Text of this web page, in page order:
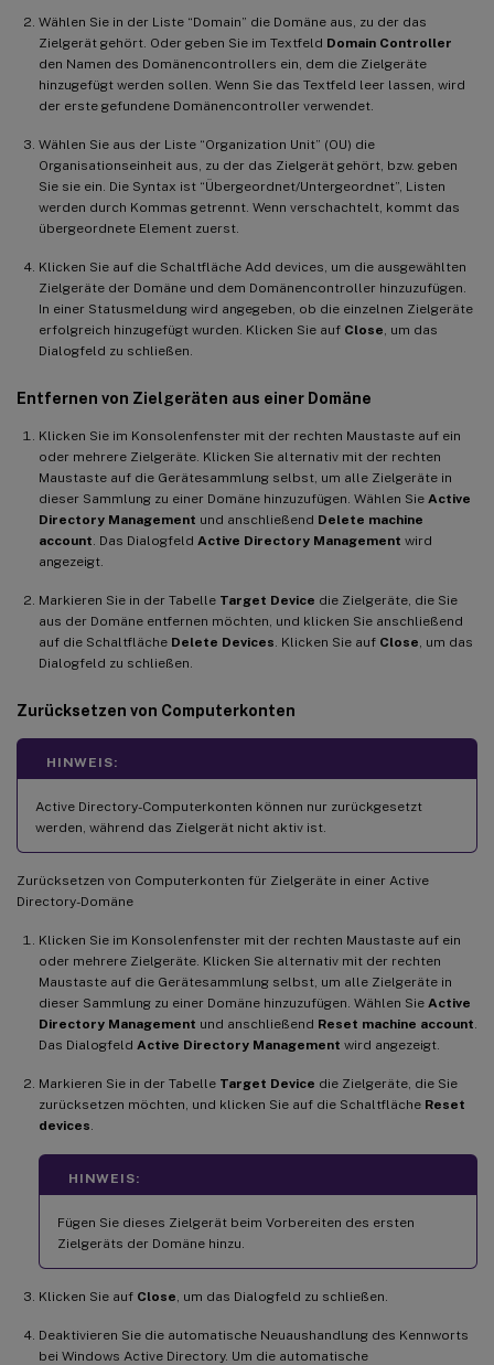
Wählen Sie in der Liste “Domain” die Domäne aus, zu der das
Zielgerät gehört. Oder geben Sie im Textfeld Domain Controller
den Namen des Domänencontrollers ein, dem die Zielgeräte
hinzugefügt werden sollen. Wenn Sie das Textfeld leer lassen, wird
der erste gefundene Domänencontroller verwendet.
Wählen Sie aus der Liste “Organization Unit” (OU) die
Organisationseinheit aus, zu der das Zielgerät gehört, bzw. geben
Sie sie ein. Die Syntax ist “Übergeordnet/Untergeordnet”, Listen
werden durch Kommas getrennt. Wenn verschachtelt, kommt das
übergeordnete Element zuerst.
Klicken Sie auf die Schaltfläche Add devices, um die ausgewählten
Zielgeräte der Domäne und dem Domänencontroller hinzuzufügen.
In einer Statusmeldung wird angegeben, ob die einzelnen Zielgeräte
erfolgreich hinzugefügt wurden. Klicken Sie auf Close , um das
Dialogfeld zu schließen.
Entfernen von Zielgeräten aus einer Domäne
Klicken Sie im Konsolenfenster mit der rechten Maustaste auf ein
oder mehrere Zielgeräte. Klicken Sie alternativ mit der rechten
Maustaste auf die Gerätesammlung selbst, um alle Zielgeräte in
dieser Sammlung zu einer Domäne hinzuzufügen. Wählen Sie Active
Directory Management und anschließend Delete machine
account . Das Dialogfeld Active Directory Management wird
angezeigt.
Markieren Sie in der Tabelle Target Device die Zielgeräte, die Sie
aus der Domäne entfernen möchten, und klicken Sie anschließend
auf die Schaltfläche Delete Devices . Klicken Sie auf Close , um das
Dialogfeld zu schließen.
Zurücksetzen von Computerkonten
HINWEIS:
Active Directory-Computerkonten können nur zurückgesetzt
werden, während das Zielgerät nicht aktiv ist.
Zurücksetzen von Computerkonten für Zielgeräte in einer Active
Directory-Domäne
Klicken Sie im Konsolenfenster mit der rechten Maustaste auf ein
oder mehrere Zielgeräte. Klicken Sie alternativ mit der rechten
Maustaste auf die Gerätesammlung selbst, um alle Zielgeräte in
dieser Sammlung zu einer Domäne hinzuzufügen. Wählen Sie Active
Directory Management und anschließend Reset machine account
Das Dialogfeld Active Directory Management wird angezeigt.
Markieren Sie in der Tabelle Target Device die Zielgeräte, die Sie
zurücksetzen möchten, und klicken Sie auf die Schaltfläche Reset
devices
HINWEIS:
Fügen Sie dieses Zielgerät beim Vorbereiten des ersten
Zielgeräts der Domäne hinzu.
Klicken Sie auf Close , um das Dialogfeld zu schließen.
Deaktivieren Sie die automatische Neuaushandlung des Kennworts
bei Windows Active Directory. Um die automatische